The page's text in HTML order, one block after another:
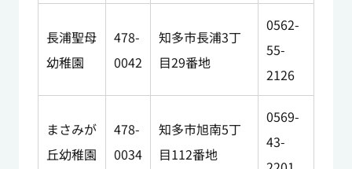
長浦聖母
幼稚園
478-
0042
知多市長浦3丁
目29番地
0562-
55-
2126
まさみが
丘幼稚園
478-
0034
知多市旭南5丁
目112番地
0569-
43-